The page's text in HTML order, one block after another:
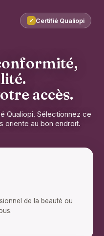
✓ Certifié Qualiopi
accès.
Qualiopi. Sélectionnez ce
oriente au bon endroit.
de la beauté ou